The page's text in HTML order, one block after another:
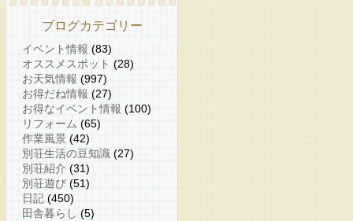
ブログカテゴリー
イベント情報 (83)
オススメスポット (28)
お天気情報 (997)
お得だね情報 (27)
お得なイベント情報 (100)
リフォーム (65)
作業風景 (42)
別荘生活の豆知識 (27)
別荘紹介 (31)
別荘遊び (51)
日記 (450)
田舎暮らし (5)